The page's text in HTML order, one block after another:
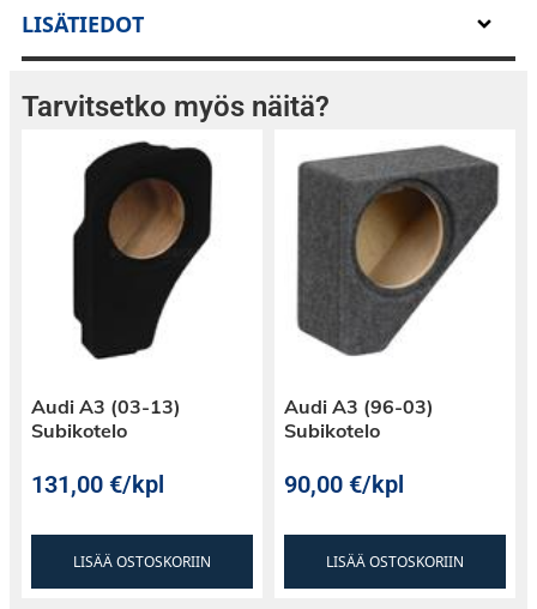
LISÄTIEDOT
Tarvitsetko myös näitä?
Audi A3 (03-13)
Subikotelo
131,00€/kpl
LISÄÄ OSTOSKORIIN
Audi A3 (96-03)
Subikotelo
90,00€/kpl
LISÄÄ OSTOSKORIIN